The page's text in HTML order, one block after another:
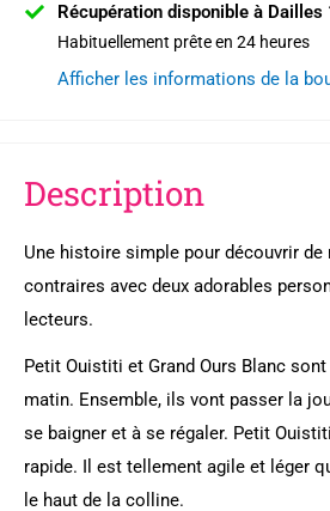
Récupération disponible à Dailles
Habituellement prête en 24 heures
Afficher les informations de la
Description
Une histoire simple pour découvrir de
contraires avec deux adorables
lecteurs.
Petit Ouistiti et Grand Ours Blanc
matin. Ensemble, ils vont passer la
se baigner et à se régaler. Petit
rapide. Il est tellement agile et léger
le haut de la colline.